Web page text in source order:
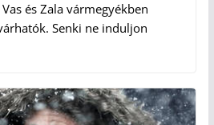
és Zala vármegyékben
Senki ne induljon